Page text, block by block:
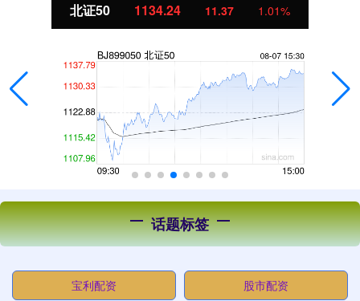
北证50 1134.24 11.37 1.01%
话题标签
宝利配资 股市配资